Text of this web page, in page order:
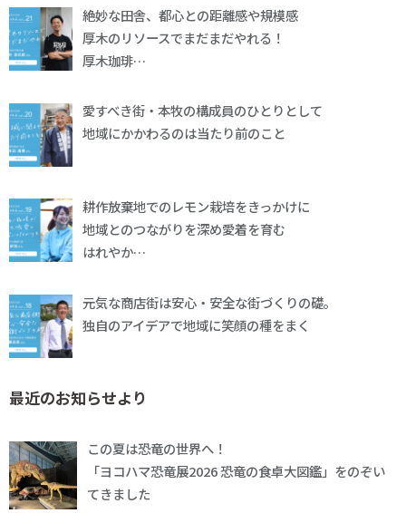
絶妙な田舎、都心との距離感や規模感
厚木のリソースでまだまだやれる！
厚木珈琲…
愛すべき街・本牧の構成員のひとりとして
地域にかかわるのは当たり前のこと
耕作放棄地でのレモン栽培をきっかけに
地域とのつながりを深め愛着を育む
はれやか…
元気な商店街は安心・安全な街づくりの礎。
独自のアイデアで地域に笑顔の種をまく
最近のお知らせより
この夏は恐竜の世界へ！
「ヨコハマ恐竜展2026 恐竜の食卓大図鑑」をのぞい
てきました